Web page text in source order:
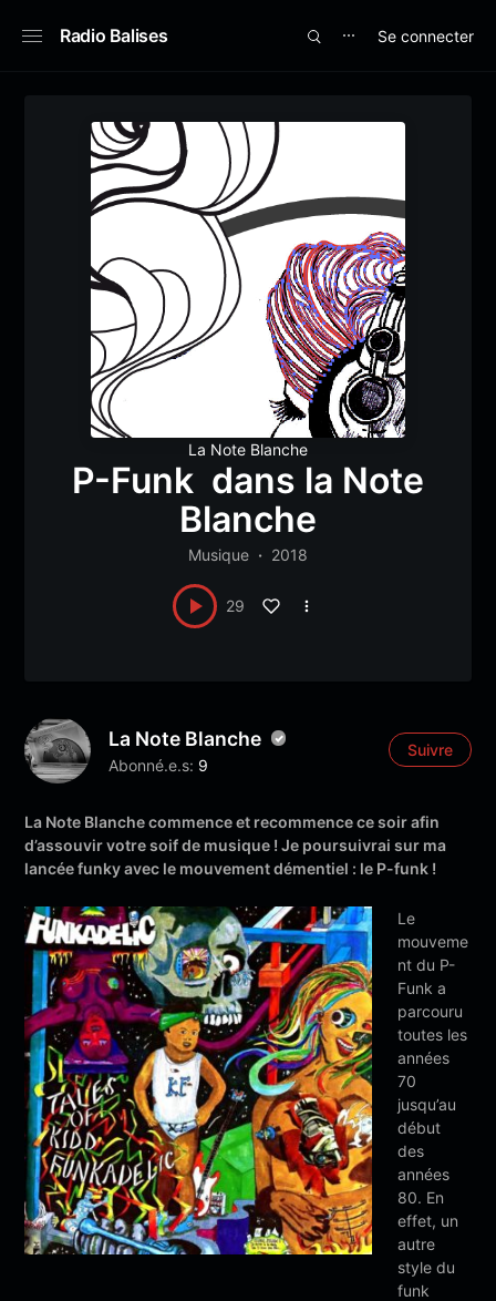
Radio Balises ⋯ Se connecter
La Note Blanche
P-Funk dans la Note
Blanche
Musique 2018
29
La Note Blanche
Abonné.e.s: 9
Suivre
La Note Blanche commence et recommence ce soir afin
d’assouvir votre soif de musique ! Je poursuivrai sur ma
lancée funky avec le mouvement démentiel : le P-funk !
Le
mouveme
nt du P-
Funk a
parcouru
toutes les
années
70
jusqu’au
début
des
années
80. En
effet, un
autre
style du
funk